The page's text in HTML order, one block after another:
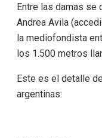
Entre las damas se
Andrea Avila
la mediofondista
los 1.500 metros
Este es el detalle
argentinas: